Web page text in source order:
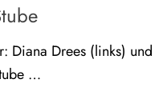
Diana Drees (links) und
…